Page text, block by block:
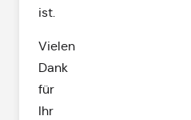
ist.
Vielen
Dank
für
Ihr